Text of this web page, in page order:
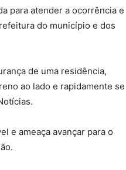
para atender a ocorrência e
do município e dos
de uma residência,
ao lado e rapidamente se
e ameaça avançar para o